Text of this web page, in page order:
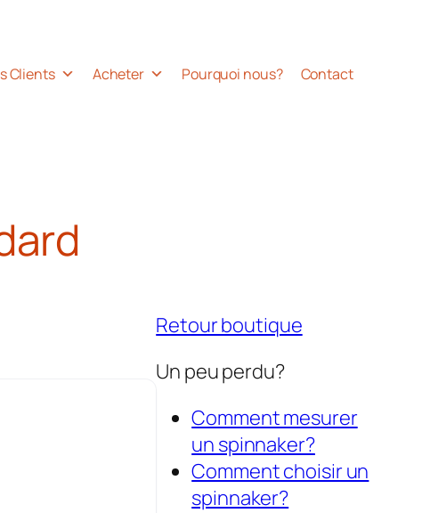
Clients Acheter Pourquoi nous? Contact
Retour boutique
Un peu perdu?
Comment mesurer
un spinnaker?
Comment choisir un
spinnaker?